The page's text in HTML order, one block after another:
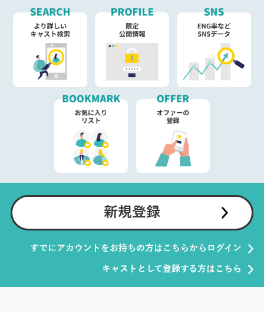
新規登録
すでにアカウントをお持ちの方はこちらからログイン
キャストとして登録する方はこちら